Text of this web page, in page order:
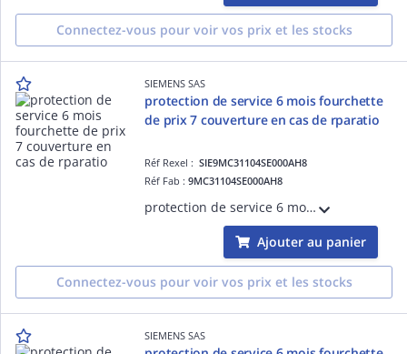
Connectez-vous pour voir vos prix et les stocks
SIEMENS SAS
protection de service 6 mois fourchette
de prix 7 couverture en cas de rparatio
Réf Rexel :SIE9MC31104SE000AH8
Réf Fab :9MC31104SE000AH8
protection de service 6 mois fourchette de prix 7 couverture en cas de rparation du chssis basse tension hydrorfrigr SINAMICS S120 avec une priode de prestation largie de 6 mois La protection de service 6 mois doit tre achete le jo ECCN:EAR
Ajouter au panier
Connectez-vous pour voir vos prix et les stocks
SIEMENS SAS